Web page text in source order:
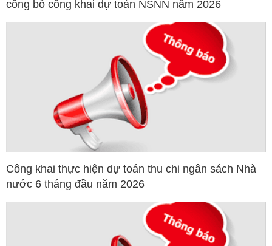
công bố công khai dự toán NSNN năm 2026
Công khai thực hiện dự toán thu chi ngân sách Nhà
nước 6 tháng đầu năm 2026